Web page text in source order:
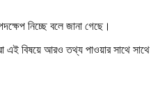
নিচ্ছে বলে জানা গেছে।
এই বিষয়ে আরও তথ্য পাওয়ার সাথে